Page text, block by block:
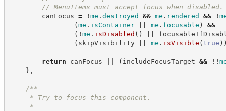
// MenuItems must accept focus when disabled.
canFocus = ! me . destroyed && me . rendered && !
(me . isContainer me . focusable )
&&
( ! me . isDisabled ( )
( skipVisibility me . isVisible (true )
return canFocus ( includeFocusTarget && !!
} ,
/**
* Try to focus this component.
*